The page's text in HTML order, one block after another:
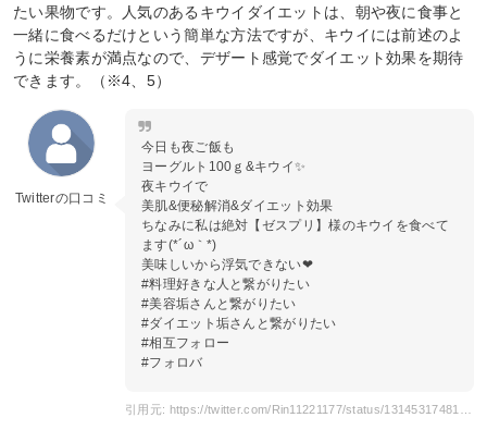
たい果物です。人気のあるキウイダイエットは、朝や夜に食事と
一緒に食べるだけという簡単な方法ですが、キウイには前述のよ
うに栄養素が満点なので、デザート感覚でダイエット効果を期待
できます。（※4、5）
Twitterの口コミ
今日も夜ご飯も
ヨーグルト100ｇ&キウイ✨
夜キウイで
美肌&便秘解消&ダイエット効果
ちなみに私は絶対【ゼスプリ】様のキウイを食べて
ます(*´ω｀*)
美味しいから浮気できない❤
#料理好きな人と繋がりたい
#美容垢さんと繋がりたい
#ダイエット垢さんと繋がりたい
#相互フォロー
#フォロバ